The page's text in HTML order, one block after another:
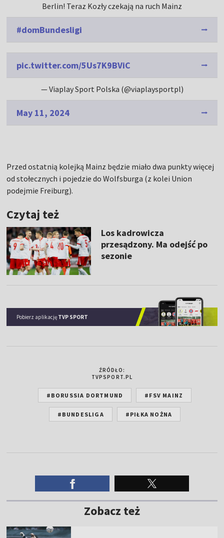
Berlin! Teraz Kozły czekają na ruch Mainz
#domBundesligi
pic.twitter.com/5Us7K9BViC
— Viaplay Sport Polska (@viaplaysportpl)
May 11, 2024
Przed ostatnią kolejką Mainz będzie miało dwa punkty więcej
od stołecznych i pojedzie do Wolfsburga (z kolei Union
podejmie Freiburg).
Czytaj też
Los kadrowicza
przesądzony. Ma odejść po
sezonie
Pobierz aplikację TVP SPORT
ŹRÓDŁO:
TVPSPORT.PL
#BORUSSIA DORTMUND #FSV MAINZ
#BUNDESLIGA #PIŁKA NOŻNA
Zobacz też